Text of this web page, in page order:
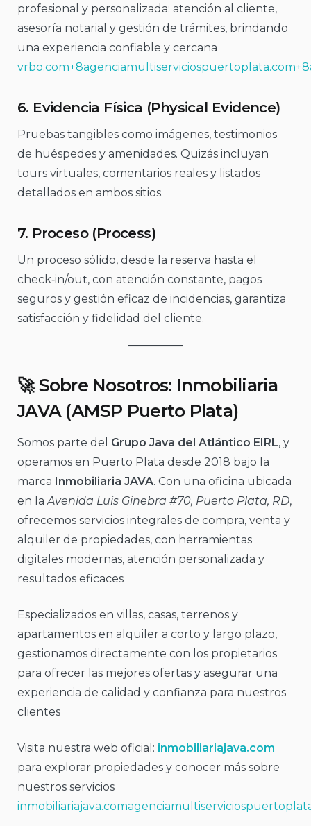
profesional y personalizada: atención al cliente,
asesoría notarial y gestión de trámites, brindando
una experiencia confiable y cercana
6. Evidencia Física (Physical Evidence)
Pruebas tangibles como imágenes, testimonios
de huéspedes y amenidades. Quizás incluyan
tours virtuales, comentarios reales y listados
detallados en ambos sitios.
7. Proceso (Process)
Un proceso sólido, desde la reserva hasta el
check‑in/out, con atención constante, pagos
seguros y gestión eficaz de incidencias, garantiza
satisfacción y fidelidad del cliente.
🚀 Sobre Nosotros: Inmobiliaria
JAVA (AMSP Puerto Plata)
Somos parte del Grupo Java del Atlántico EIRL, y
operamos en Puerto Plata desde 2018 bajo la
marca Inmobiliaria JAVA. Con una oficina ubicada
en la Avenida Luis Ginebra #70, Puerto Plata, RD,
ofrecemos servicios integrales de compra, venta y
alquiler de propiedades, con herramientas
digitales modernas, atención personalizada y
resultados eficaces
Especializados en villas, casas, terrenos y
apartamentos en alquiler a corto y largo plazo,
gestionamos directamente con los propietarios
para ofrecer las mejores ofertas y asegurar una
experiencia de calidad y confianza para nuestros
clientes
Visita nuestra web oficial: inmobiliariajava.com
para explorar propiedades y conocer más sobre
nuestros servicios
inmobiliariajava.com